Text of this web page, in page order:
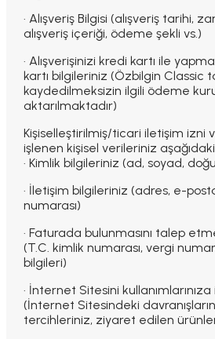
· Alışveriş Bilgisi (alışveriş tarihi,
alışveriş içeriği, ödeme şekli vs.)
· Alışverişinizi kredi kartı ile
kartı bilgileriniz (Özbilgin Classic
kaydedilmeksizin ilgili ödeme
aktarılmaktadır)
Kişiselleştirilmiş/ticari iletişim izni
işlenen kişisel verileriniz
· Kimlik bilgileriniz (ad, soyad,
· İletişim bilgileriniz (adres, e-
numarası)
· Faturada bulunmasını talep
(T.C. kimlik numarası, vergi
bilgileri)
· İnternet Sitesini
(İnternet Sitesindeki
tercihleriniz, ziyaret edilen